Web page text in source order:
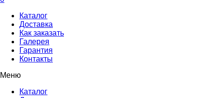
Каталог
Доставка
Как заказать
Галерея
Гарантия
Контакты
Меню
Каталог